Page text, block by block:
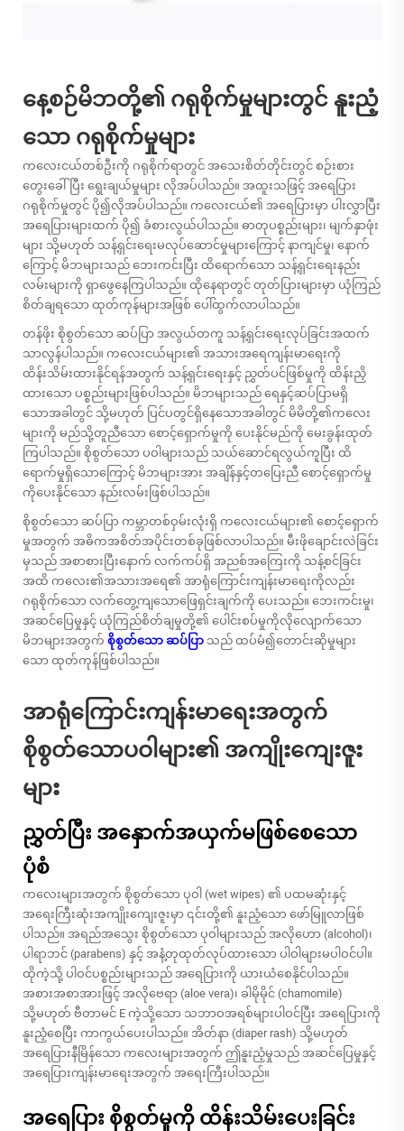
နေ့စဉ်မိဘတို့၏ ဂရုစိုက်မှုများတွင် နူးညံ့
သော ဂရုစိုက်မှုများ
ကလေးငယ်တစ်ဦးကို ဂရုစိုက်ရာတွင် အသေးစိတ်တိုင်းတွင် စဉ်းစား
တွေးခေါ်ပြီး ရွေးချယ်မှုများ လိုအပ်ပါသည်။ အထူးသဖြင့် အရေပြား
ဂရုစိုက်မှုတွင် ပို၍လိုအပ်ပါသည်။ ကလေးငယ်၏ အရေပြားမှာ ပါးလွှာပြီး
အရေပြားများထက် ပို၍ ခံစားလွယ်ပါသည်။ ဓာတုပစ္စည်းများ၊ မျက်နှာဖုံး
များ သို့မဟုတ် သန့်ရှင်းရေးမလုပ်ဆောင်မှုများကြောင့် နာကျင်မှု၊ နောက်
ကြောင့် မိဘများသည် ဘေးကင်းပြီး ထိရောက်သော သန့်ရှင်းရေးနည်း
လမ်းများကို ရှာဖွေနေကြပါသည်။ ထိုနေရာတွင် တုတ်ပြားများမှာ ယုံကြည်
စိတ်ချရသော ထုတ်ကုန်များအဖြစ် ပေါ်ထွက်လာပါသည်။
တန်ဖိုး စိုစွတ်သော ဆပ်ပြာ အလွယ်တကူ သန့်ရှင်းရေးလုပ်ခြင်းအထက်
သာလွန်ပါသည်။ ကလေးငယ်များ၏ အသားအရေကျန်းမာရေးကို
ထိန်းသိမ်းထားနိုင်ရန်အတွက် သန့်ရှင်းရေးနှင့် ညွှတ်ပင်ဖြစ်မှုကို ထိန်းညှိ
ထားသော ပစ္စည်းများဖြစ်ပါသည်။ မိဘများသည် ရေနှင့်ဆပ်ပြာမရှိ
သောအခါတွင် သို့မဟုတ် ပြင်ပတွင်ရှိနေသောအခါတွင် မိမိတို့၏ကလေး
များကို မည်သို့တူညီသော စောင့်ရှောက်မှုကို ပေးနိုင်မည်ကို မေးခွန်းထုတ်
ကြပါသည်။ စိုစွတ်သော ပဝါများသည် သယ်ဆောင်ရလွယ်ကူပြီး ထိ
ရောက်မှုရှိသောကြောင့် မိဘများအား အချိန်နှင့်တပြေးညီ စောင့်ရှောက်မှု
ကိုပေးနိုင်သော နည်းလမ်းဖြစ်ပါသည်။
စိုစွတ်သော ဆပ်ပြာ ကမ္ဘာတစ်ဝှမ်းလုံးရှိ ကလေးငယ်များ၏ စောင့်ရှောက်
မှုအတွက် အဓိကအစိတ်အပိုင်းတစ်ခုဖြစ်လာပါသည်။ မီးဖိုချောင်းလဲခြင်း
မှသည် အစာစားပြီးနောက် လက်ကပ်ရှိ အညစ်အကြေးကို သန့်စင်ခြင်း
အထိ ကလေး၏အသားအရေ၏ အာရုံကြောင်းကျန်းမာရေးကိုလည်း
ဂရုစိုက်သော လက်တွေ့ကျသောဖြေရှင်းချက်ကို ပေးသည်။ ဘေးကင်းမှု၊
အဆင်ပြေမှုနှင့် ယုံကြည်စိတ်ချမှုတို့၏ ပေါင်းစပ်မှုကိုလိုလျောက်သော
မိဘများအတွက် စိုစွတ်သော ဆပ်ပြာ သည် ထပ်မံ၍တောင်းဆိုမှုများ
သော ထုတ်ကုန်ဖြစ်ပါသည်။
အာရုံကြောင်းကျန်းမာရေးအတွက်
စိုစွတ်သောပဝါများ၏ အကျိုးကျေးဇူး
များ
ညွှတ်ပြီး အနှောက်အယှက်မဖြစ်စေသော
ပုံစံ
ကလေးများအတွက် စိုစွတ်သော ပုဝါ (wet wipes) ၏ ပထမဆုံးနှင့်
အရေးကြီးဆုံးအကျိုးကျေးဇူးမှာ ၎င်းတို့၏ နူးညံ့သော ဖော်မြူလာဖြစ်
ပါသည်။ အရည်အသွေး စိုစွတ်သော ပုဝါများသည် အလိုဟော (alcohol)၊
ပါရာဘင် (parabens) နှင့် အနံ့တုထုတ်လုပ်ထားသော ပါဝါများမပါဝင်ပါ။
ထိုကဲ့သို့ ပါဝင်ပစ္စည်းများသည် အရေပြားကို ယားယံစေနိုင်ပါသည်။
အစားအစာအားဖြင့် အလိုဗေရာ (aloe vera)၊ ခါမိုမိုင် (chamomile)
သို့မဟုတ် ဗီတာမင် E ကဲ့သို့သော သဘာဝအရစ်များပါဝင်ပြီး အရေပြားကို
နူးညံ့စေပြီး ကာကွယ်ပေးပါသည်။ အိတ်နာ (diaper rash) သို့မဟုတ်
အရေပြားနီမြိန်သော ကလေးများအတွက် ဤနူးညံ့မှုသည် အဆင်ပြေမှုနှင့်
အရေပြားကျန်းမာရေးအတွက် အရေးကြီးပါသည်။
အရေပြား စိုစွတ်မှုကို ထိန်းသိမ်းပေးခြင်း